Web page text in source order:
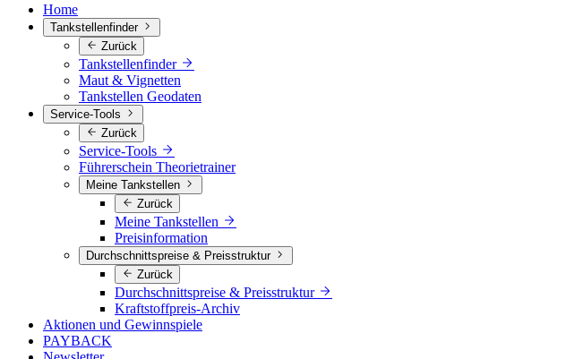
Home
Tankstellenfinder
Zurück
Tankstellenfinder
Maut & Vignetten
Tankstellen Geodaten
Service-Tools
Zurück
Service-Tools
Führerschein Theorietrainer
Meine Tankstellen
Zurück
Meine Tankstellen
Preisinformation
Durchschnittspreise & Preisstruktur
Zurück
Durchschnittspreise & Preisstruktur
Kraftstoffpreis-Archiv
Aktionen und Gewinnspiele
PAYBACK